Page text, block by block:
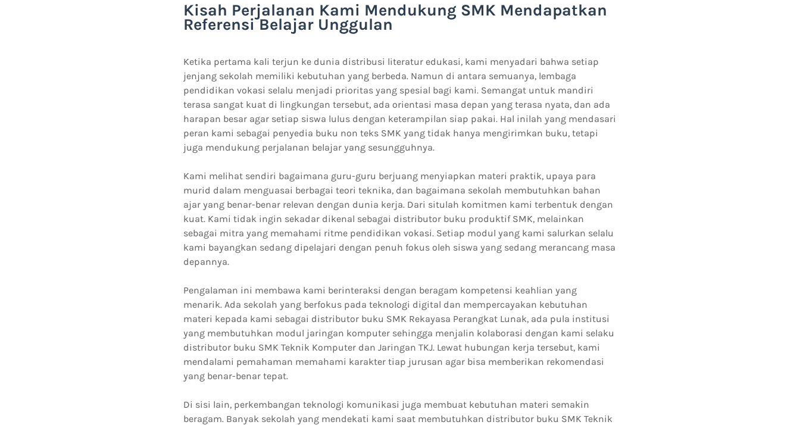
Kisah Perjalanan Kami Mendukung SMK Mendapatkan
Referensi Belajar Unggulan
Ketika pertama kali terjun ke dunia distribusi literatur edukasi, kami menyadari bahwa setiap
jenjang sekolah memiliki kebutuhan yang berbeda. Namun di antara semuanya, lembaga
pendidikan vokasi selalu menjadi prioritas yang spesial bagi kami. Semangat untuk mandiri
terasa sangat kuat di lingkungan tersebut, ada orientasi masa depan yang terasa nyata, dan ada
harapan besar agar setiap siswa lulus dengan keterampilan siap pakai. Hal inilah yang mendasari
peran kami sebagai penyedia buku non teks SMK yang tidak hanya mengirimkan buku, tetapi
juga mendukung perjalanan belajar yang sesungguhnya.
Kami melihat sendiri bagaimana guru-guru berjuang menyiapkan materi praktik, upaya para
murid dalam menguasai berbagai teori teknika, dan bagaimana sekolah membutuhkan bahan
ajar yang benar-benar relevan dengan dunia kerja. Dari situlah komitmen kami terbentuk dengan
kuat. Kami tidak ingin sekadar dikenal sebagai distributor buku produktif SMK, melainkan
sebagai mitra yang memahami ritme pendidikan vokasi. Setiap modul yang kami salurkan selalu
kami bayangkan sedang dipelajari dengan penuh fokus oleh siswa yang sedang merancang masa
depannya.
Pengalaman ini membawa kami berinteraksi dengan beragam kompetensi keahlian yang
menarik. Ada sekolah yang berfokus pada teknologi digital dan mempercayakan kebutuhan
materi kepada kami sebagai distributor buku SMK Rekayasa Perangkat Lunak, ada pula institusi
yang membutuhkan modul jaringan komputer sehingga menjalin kolaborasi dengan kami selaku
distributor buku SMK Teknik Komputer dan Jaringan TKJ. Lewat hubungan kerja tersebut, kami
mendalami pemahaman memahami karakter tiap jurusan agar bisa memberikan rekomendasi
yang benar-benar tepat.
Di sisi lain, perkembangan teknologi komunikasi juga membuat kebutuhan materi semakin
beragam. Banyak sekolah yang mendekati kami saat membutuhkan distributor buku SMK Teknik